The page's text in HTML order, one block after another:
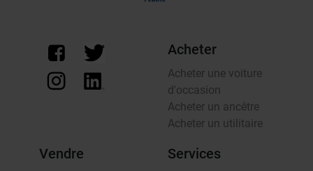
Acheter
Acheter une voiture
d'occasion
Acheter un ancêtre
Acheter un utilitaire
Vendre Services